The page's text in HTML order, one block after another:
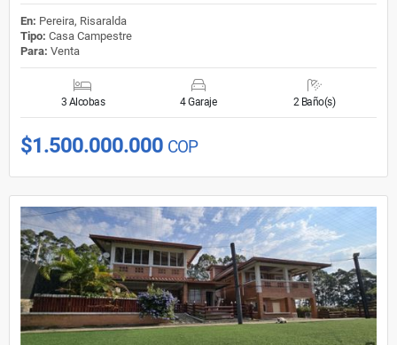
En: Pereira, Risaralda
Tipo: Casa Campestre
Para: Venta
3 Alcobas 4 Garaje 2 Baño(s)
$1.500.000.000 COP